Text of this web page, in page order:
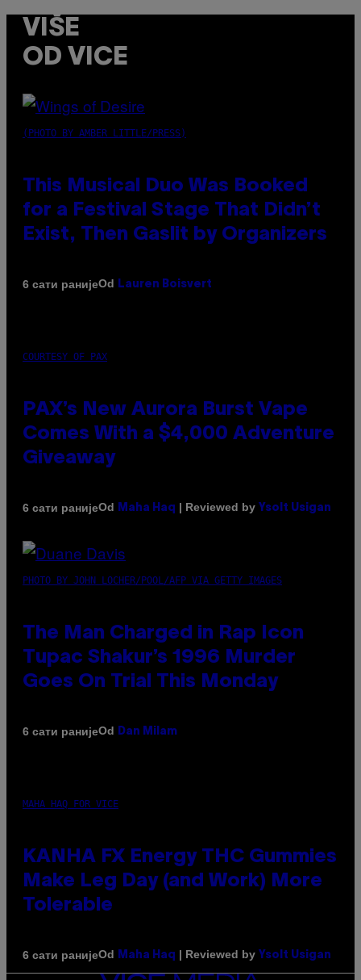
VIŠE
OD VICE
(PHOTO BY AMBER LITTLE/PRESS)
This Musical Duo Was Booked
for a Festival Stage That Didn’t
Exist, Then Gaslit by Organizers
6 сати ранијеOd Lauren Boisvert
COURTESY OF PAX
PAX’s New Aurora Burst Vape
Comes With a $4,000 Adventure
Giveaway
6 сати ранијеOd Maha Haq | Reviewed by Ysolt Usigan
PHOTO BY JOHN LOCHER/POOL/AFP VIA GETTY IMAGES
The Man Charged in Rap Icon
Tupac Shakur’s 1996 Murder
Goes On Trial This Monday
6 сати ранијеOd Dan Milam
MAHA HAQ FOR VICE
KANHA FX Energy THC Gummies
Make Leg Day (and Work) More
Tolerable
6 сати ранијеOd Maha Haq | Reviewed by Ysolt Usigan